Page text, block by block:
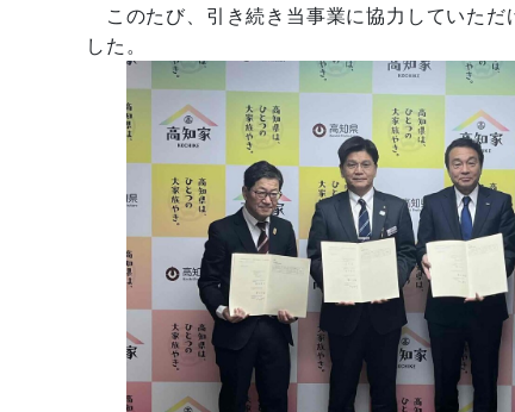
このたび、引き続き当事業に協力していただ
した。